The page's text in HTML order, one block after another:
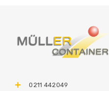
0211 442049